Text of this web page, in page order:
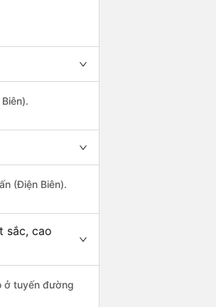
(Điện Biên).
sắc, cao
ở tuyến đường